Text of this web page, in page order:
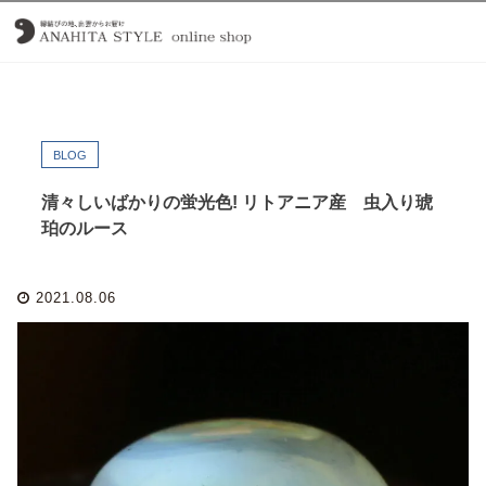
BLOG
清々しいばかりの蛍光色! リトアニア産 虫入り琥
珀のルース
2021.08.06